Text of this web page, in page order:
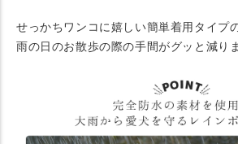
せっかちワンコに嬉しい簡単着用タイプ
雨の日のお散歩の際の手間がグッと減り